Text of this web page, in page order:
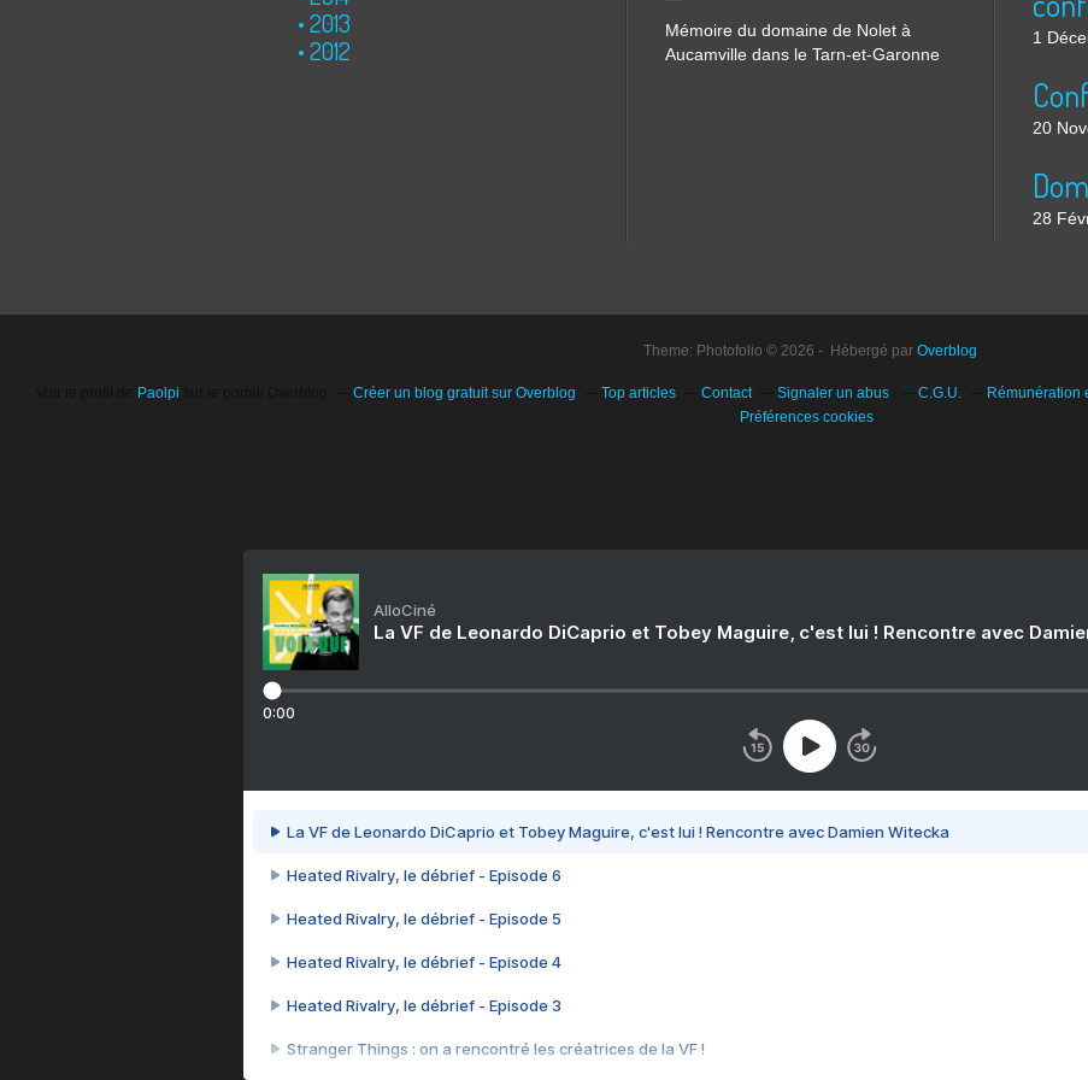
2013
2012
Mémoire du domaine de Nolet à
Aucamville dans le Tarn-et-Garonne
1
20
28
Theme: Photofolio © 2026 - Hébergé par Overblog
Paolpi Créer un blog gratuit sur Overblog Top articles Contact Signaler un abus C.G.U. Rémunération
Préférences cookies
AlloCiné
La VF de Leonardo DiCaprio et Tobey Maguire, c'est lui ! Rencontre avec
0:00
La VF de Leonardo DiCaprio et Tobey Maguire, c'est lui ! Rencontre avec Damien Witecka
Heated Rivalry, le débrief - Episode 6
Heated Rivalry, le débrief - Episode 5
Heated Rivalry, le débrief - Episode 4
Heated Rivalry, le débrief - Episode 3
Stranger Things : on a rencontré les créatrices de la VF !